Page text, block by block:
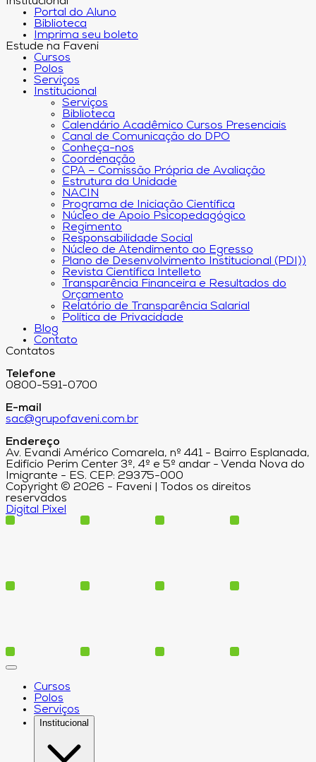
Portal do Aluno
Biblioteca
Imprima seu boleto
Estude na Faveni
Cursos
Polos
Serviços
Institucional
Serviços
Biblioteca
Calendário Acadêmico Cursos Presenciais
Canal de Comunicação do DPO
Conheça-nos
Coordenação
CPA – Comissão Própria de Avaliação
Estrutura da Unidade
NACIN
Programa de Iniciação Científica
Núcleo de Apoio Psicopedagógico
Regimento
Responsabilidade Social
Núcleo de Atendimento ao Egresso
Plano de Desenvolvimento Institucional (PDI))
Revista Científica Intelleto
Transparência Financeira e Resultados do
Orçamento
Relatório de Transparência Salarial
Política de Privacidade
Blog
Contato
Contatos
Telefone
0800-591-0700
E-mail
sac@grupofaveni.com.br
Endereço
Av. Evandi Américo Comarela, nº 441 - Bairro Esplanada,
Edifício Perim Center 3º, 4º e 5º andar - Venda Nova do
Imigrante - ES. CEP: 29375-000
Copyright © 2026 - Faveni | Todos os direitos
reservados
Digital Pixel
Cursos
Polos
Serviços
Institucional